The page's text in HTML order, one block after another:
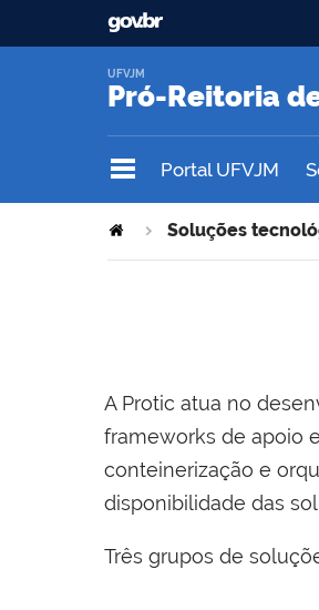
Pró-Reitoria
UFVJM
Portal UFVJM
Soluções
A Protic atua no
frameworks de apoio
conteinerização e
disponibilidade das
Três grupos de